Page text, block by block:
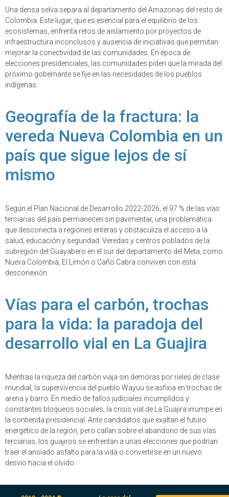
Una densa selva separa al departamento del Amazonas del resto de
Colombia. Este lugar, que es esencial para el equilibrio de los
ecosistemas, enfrenta retos de aislamiento por proyectos de
infraestructura inconclusos y ausencia de iniciativas que permitan
mejorar la conectividad de las comunidades. En época de
elecciones presidenciales, las comunidades piden que la mirada del
próximo gobernante se fije en las necesidades de los pueblos
indígenas.
Geografía de la fractura: la
vereda Nueva Colombia en un
país que sigue lejos de sí
mismo
Según el Plan Nacional de Desarrollo 2022-2026, el 97 % de las vías
terciarias del país permanecen sin pavimentar, una problemática
que desconecta a regiones enteras y obstaculiza el acceso a la
salud, educación y seguridad. Veredas y centros poblados de la
subregión del Guayabero en el sur del departamento del Meta, como
Nueva Colombia, El Limón o Caño Cabra conviven con esta
desconexión.
Vías para el carbón, trochas
para la vida: la paradoja del
desarrollo vial en La Guajira
Mientras la riqueza del carbón viaja sin demoras por rieles de clase
mundial, la supervivencia del pueblo Wayuu se asfixia en trochas de
arena y barro. En medio de fallos judiciales incumplidos y
constantes bloqueos sociales, la crisis vial de La Guajira irrumpe en
la contienda presidencial. Ante candidatos que exaltan el futuro
energético de la región, pero callan sobre el abandono de sus vías
terciarias, los guajiros se enfrentan a unas elecciones que podrían
traer el ansiado asfalto para la vida o convertirse en un nuevo
desvío hacia el olvido.